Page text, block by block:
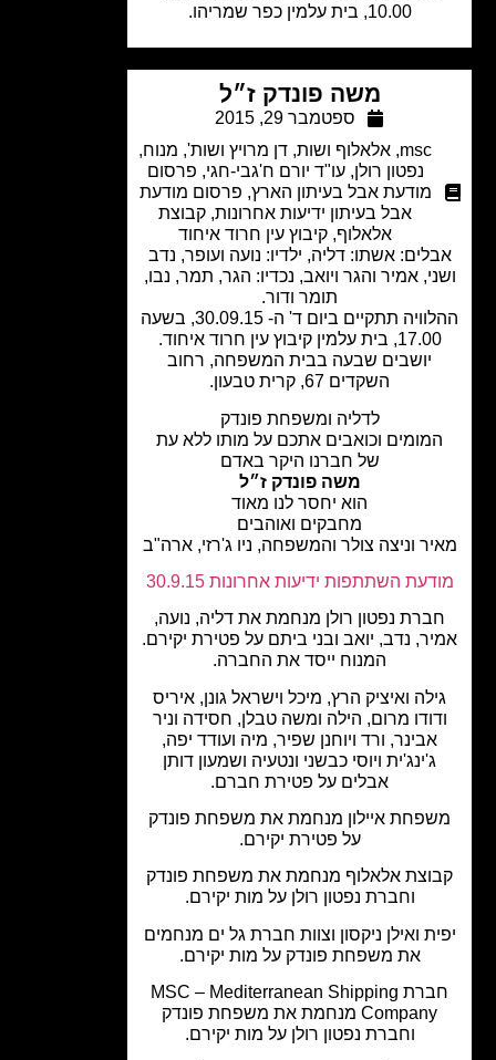
משה פונדק ז״ל
ספטמבר 29, 2015
אלאלוף ושות,דן מרויץ ושות',מנוח,
נפטון רולן,עו"ד יורם ח'גבי-חגי,פרסום
מודעת אבל בעיתון הארץ,פרסום מודעת
אבל בעיתון ידיעות אחרונות,קבוצת
,קיבוץ עין חרוד איחוד
אשתו: דליה, ילדיו: נועה ועופר, נדב
אמיר והגר ויואב, נכדיו: הגר, תמר, נבו,
תומר ודור.
ההלוויה תתקיים ביום ד' ה- 30.09.15, בשעה
יושבים שבעה בבית המשפחה, רחוב
השקדים 67, קרית טבעון.
לדליה ומשפחת פונדק
וכואבים אתכם על מותו ללא עת
של חברנו היקר באדם
משה פונדק ז״ל
הוא יחסר לנו מאוד
מחבקים ואוהבים
וניצה צולר והמשפחה, ניו ג'רזי, ארה"ב
השתתפות ידיעות אחרונות 30.9.15
נפטון רולן מנחמת את דליה, נועה,
נדב, יואב ובני ביתם על פטירת יקירם.
המנוח ייסד את החברה.
ואיציק הרץ, מיכל וישראל גונן, איריס
מרום, הילה ומשה טבלן, חסידה וניר
אבינר, ורד ויוחנן שפיר, מיה ועודד יפה,
ג'ינג'ית ויוסי כבשני ונטעיה ושמעון דותן
אבלים על פטירת חברם.
איילון מנחמת את משפחת פונדק
על פטירת יקירם.
אלאלוף מנחמת את משפחת פונדק
וחברת נפטון רולן על מות יקירם.
ואילן ניקסון וצוות חברת גל ים מנחמים
את משפחת פונדק על מות יקירם.
חברת MSC – Mediterranean Shipping
Company מנחמת את משפחת פונדק
וחברת נפטון רולן על מות יקירם.